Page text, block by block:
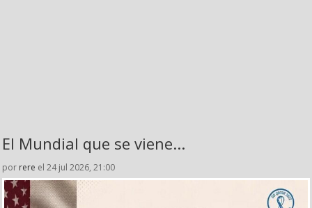
El Mundial que se viene...
por rere el 24 jul 2026, 21:00